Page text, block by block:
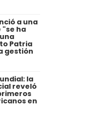
a una
ha
Patria
gestión
la
reveló
en